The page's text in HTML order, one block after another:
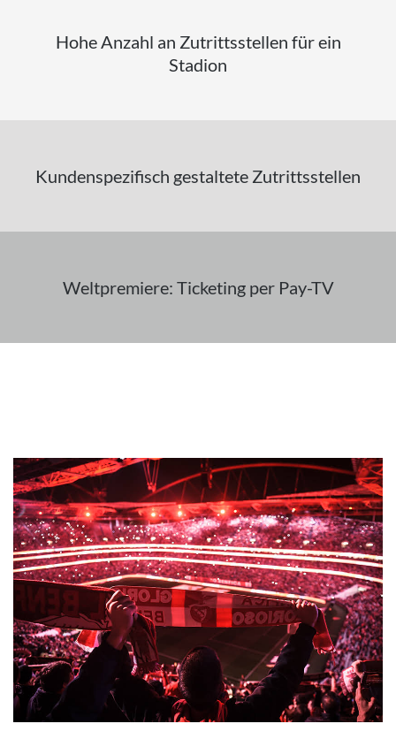
Hohe Anzahl an Zutrittsstellen für ein
Stadion
Kundenspezifisch gestaltete Zutrittsstellen
Weltpremiere: Ticketing per Pay-TV